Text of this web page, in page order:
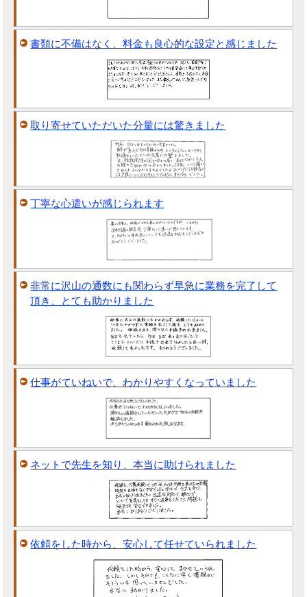
書類に不備はなく、料金も良心的な設定と感じました
取り寄せていただいた分量には驚きました
丁寧な心遣いが感じられます
非常に沢山の通数にも関わらず早急に業務を完了して
頂き、とても助かりました
仕事がていねいで、わかりやすくなっていました
ネットで先生を知り、本当に助けられました
依頼をした時から、安心して任せていられました